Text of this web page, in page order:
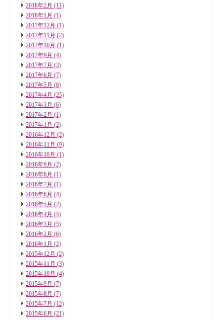
2018年2月 (11)
2018年1月 (1)
2017年12月 (1)
2017年11月 (2)
2017年10月 (1)
2017年9月 (4)
2017年7月 (3)
2017年6月 (7)
2017年5月 (8)
2017年4月 (25)
2017年3月 (6)
2017年2月 (1)
2017年1月 (2)
2016年12月 (2)
2016年11月 (9)
2016年10月 (1)
2016年9月 (2)
2016年8月 (1)
2016年7月 (1)
2016年6月 (4)
2016年5月 (2)
2016年4月 (5)
2016年3月 (5)
2016年2月 (6)
2016年1月 (2)
2015年12月 (2)
2015年11月 (3)
2015年10月 (4)
2015年9月 (7)
2015年8月 (7)
2015年7月 (12)
2015年6月 (21)